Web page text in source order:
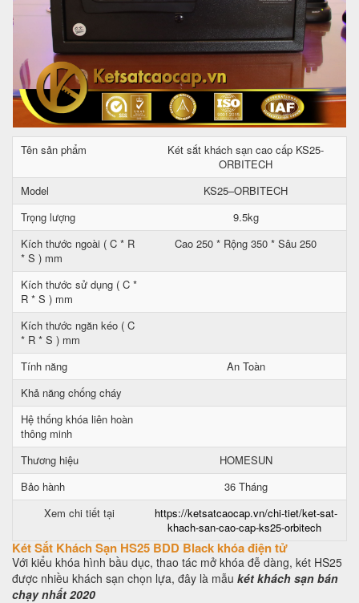
Tên sản phẩm
Két sắt khách sạn cao cấp KS25-
ORBITECH
Model
KS25–ORBITECH
Trọng lượng
9.5kg
Kích thước ngoài ( C * R
* S ) mm
Cao 250 * Rộng 350 * Sâu 250
Kích thước sử dụng ( C *
R * S ) mm
Kích thước ngăn kéo ( C
* R * S ) mm
Tính năng
An Toàn
Khả năng chống cháy
Hệ thống khóa liên hoàn
thông minh
Thương hiệu
HOMESUN
Bảo hành
36 Tháng
Xem chi tiết tại
https://ketsatcaocap.vn/chi-tiet/ket-sat-
khach-san-cao-cap-ks25-orbitech
Két Sắt Khách Sạn HS25 BDD Black khóa điện tử
Với kiểu khóa hình bầu dục, thao tác mở khóa đễ dàng, két HS25
được nhiều khách sạn chọn lựa, đây là mẫu két khách sạn bán
chạy nhất 2020